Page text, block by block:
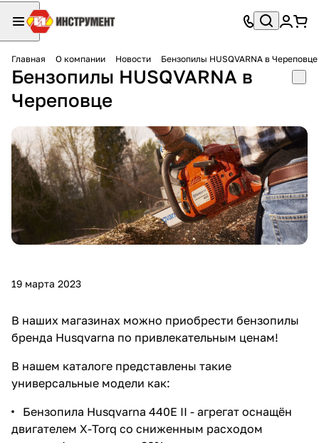
Главная О компании Новости Бензопилы HUSQVARNA в Череповце
Бензопилы HUSQVARNA в
Череповце
19 марта 2023
В наших магазинах можно приобрести бензопилы
бренда Husqvarna по привлекательным ценам!
В нашем каталоге представлены такие
универсальные модели как:
Бензопила Husqvarna 440Е II - агрегат оснащён
двигателем X-Torq со сниженным расходом